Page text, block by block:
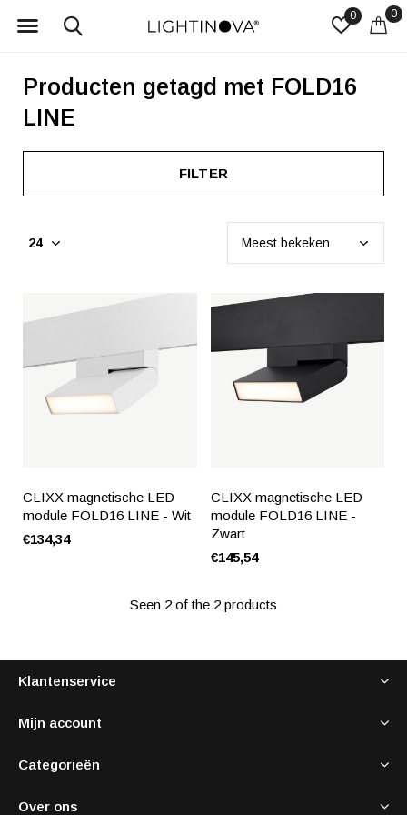
0 0
Producten getagd met FOLD16
LINE
FILTER
CLIXX magnetische LED
module FOLD16 LINE - Wit
€134,34
CLIXX magnetische LED
module FOLD16 LINE -
Zwart
€145,54
Seen 2 of the 2 products
Klantenservice
Mijn account
Categorieën
Over ons